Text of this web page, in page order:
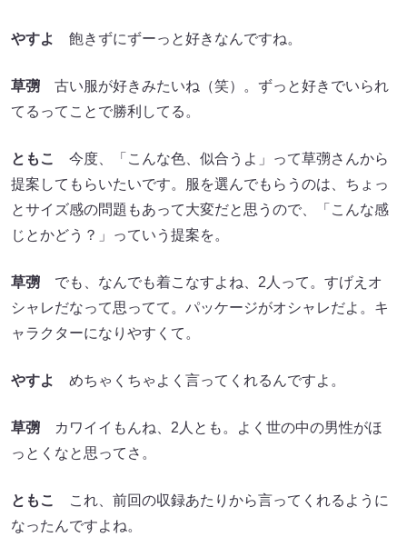
やすよ 飽きずにずーっと好きなんですね。
草彅 古い服が好きみたいね（笑）。ずっと好きでいられ
てるってことで勝利してる。
ともこ
今度、「こんな色、似合うよ」って草彅さんから
提案してもらいたいです。服を選んでもらうのは、ちょっ
とサイズ感の問題もあって大変だと思うので、「こんな感
じとかどう？」っていう提案を。
草彅 でも、なんでも着こなすよね、2人って。すげえオ
シャレだなって思ってて。パッケージがオシャレだよ。キ
ャラクターになりやすくて。
やすよ めちゃくちゃよく言ってくれるんですよ。
草彅 カワイイもんね、2人とも。よく世の中の男性がほ
っとくなと思ってさ。
ともこ
これ、前回の収録あたりから言ってくれるように
なったんですよね。